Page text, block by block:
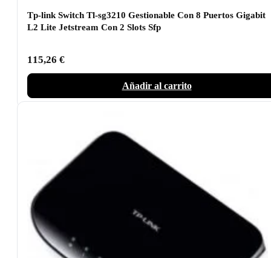
Tp-link Switch Tl-sg3210 Gestionable Con 8 Puertos Gigabit
L2 Lite Jetstream Con 2 Slots Sfp
115,26 €
Añadir al carrito